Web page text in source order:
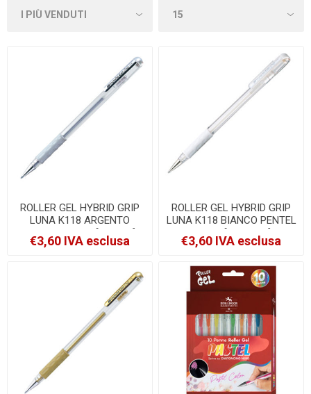
ROLLER GEL HYBRID GRIP
LUNA K118 ARGENTO
PENTEL 0,8MM [K118-Z]
€3,60 IVA esclusa
ROLLER GEL HYBRID GRIP
LUNA K118 BIANCO PENTEL
0,8MM [K118-LW]
€3,60 IVA esclusa